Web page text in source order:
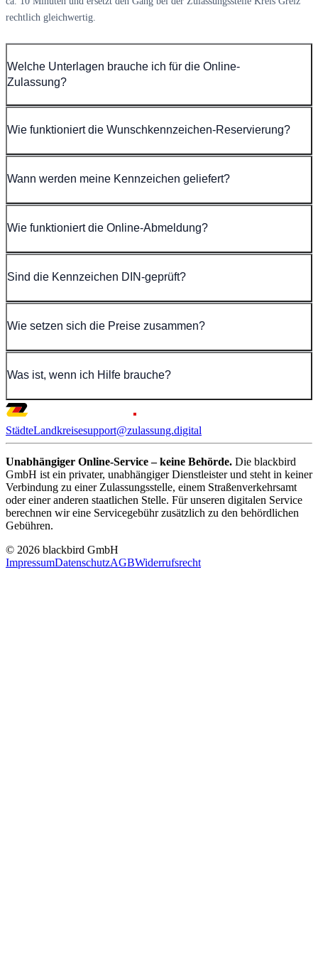
rechtlich gleichwertig.
Welche Unterlagen brauche ich für die Online-
Zulassung?
Wie funktioniert die Wunschkennzeichen-Reservierung?
Wann werden meine Kennzeichen geliefert?
Wie funktioniert die Online-Abmeldung?
Sind die Kennzeichen DIN-geprüft?
Wie setzen sich die Preise zusammen?
Was ist, wenn ich Hilfe brauche?
StädteLandkreisesupport@zulassung.digital
Unabhängiger Online-Service – keine Behörde. Die blackbird
GmbH ist ein privater, unabhängiger Dienstleister und steht in keiner
Verbindung zu einer Zulassungsstelle, einem Straßenverkehrsamt
oder einer anderen staatlichen Stelle. Für unseren digitalen Service
berechnen wir eine Servicegebühr zusätzlich zu den behördlichen
Gebühren.
© 2026 blackbird GmbH
ImpressumDatenschutzAGBWiderrufsrecht